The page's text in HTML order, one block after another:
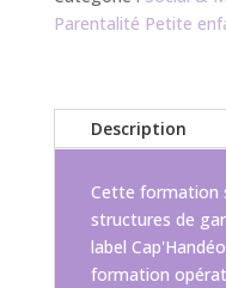
Parentalité Petite
Description
Cette formation
structures de
label
formation